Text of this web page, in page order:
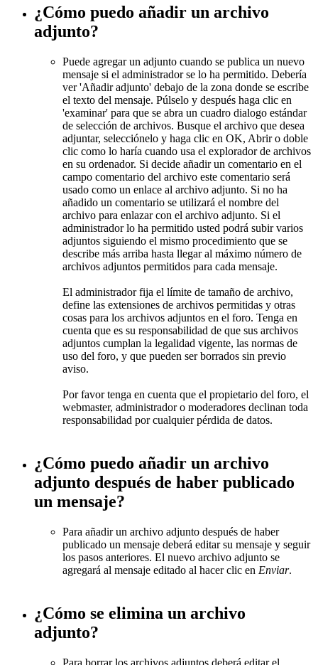
¿Cómo puedo añadir un archivo
adjunto?
Puede agregar un adjunto cuando se publica un nuevo
mensaje si el administrador se lo ha permitido. Debería
ver 'Añadir adjunto' debajo de la zona donde se escribe
el texto del mensaje. Púlselo y después haga clic en
'examinar' para que se abra un cuadro dialogo estándar
de selección de archivos. Busque el archivo que desea
adjuntar, selecciónelo y haga clic en OK, Abrir o doble
clic como lo haría cuando usa el explorador de archivos
en su ordenador. Si decide añadir un comentario en el
campo comentario del archivo este comentario será
usado como un enlace al archivo adjunto. Si no ha
añadido un comentario se utilizará el nombre del
archivo para enlazar con el archivo adjunto. Si el
administrador lo ha permitido usted podrá subir varios
adjuntos siguiendo el mismo procedimiento que se
describe más arriba hasta llegar al máximo número de
archivos adjuntos permitidos para cada mensaje.
El administrador fija el límite de tamaño de archivo,
define las extensiones de archivos permitidas y otras
cosas para los archivos adjuntos en el foro. Tenga en
cuenta que es su responsabilidad de que sus archivos
adjuntos cumplan la legalidad vigente, las normas de
uso del foro, y que pueden ser borrados sin previo
aviso.
Por favor tenga en cuenta que el propietario del foro, el
webmaster, administrador o moderadores declinan toda
responsabilidad por cualquier pérdida de datos.
¿Cómo puedo añadir un archivo
adjunto después de haber publicado
un mensaje?
Para añadir un archivo adjunto después de haber
publicado un mensaje deberá editar su mensaje y seguir
los pasos anteriores. El nuevo archivo adjunto se
agregará al mensaje editado al hacer clic en Enviar.
¿Cómo se elimina un archivo
adjunto?
Para borrar los archivos adjuntos deberá editar el